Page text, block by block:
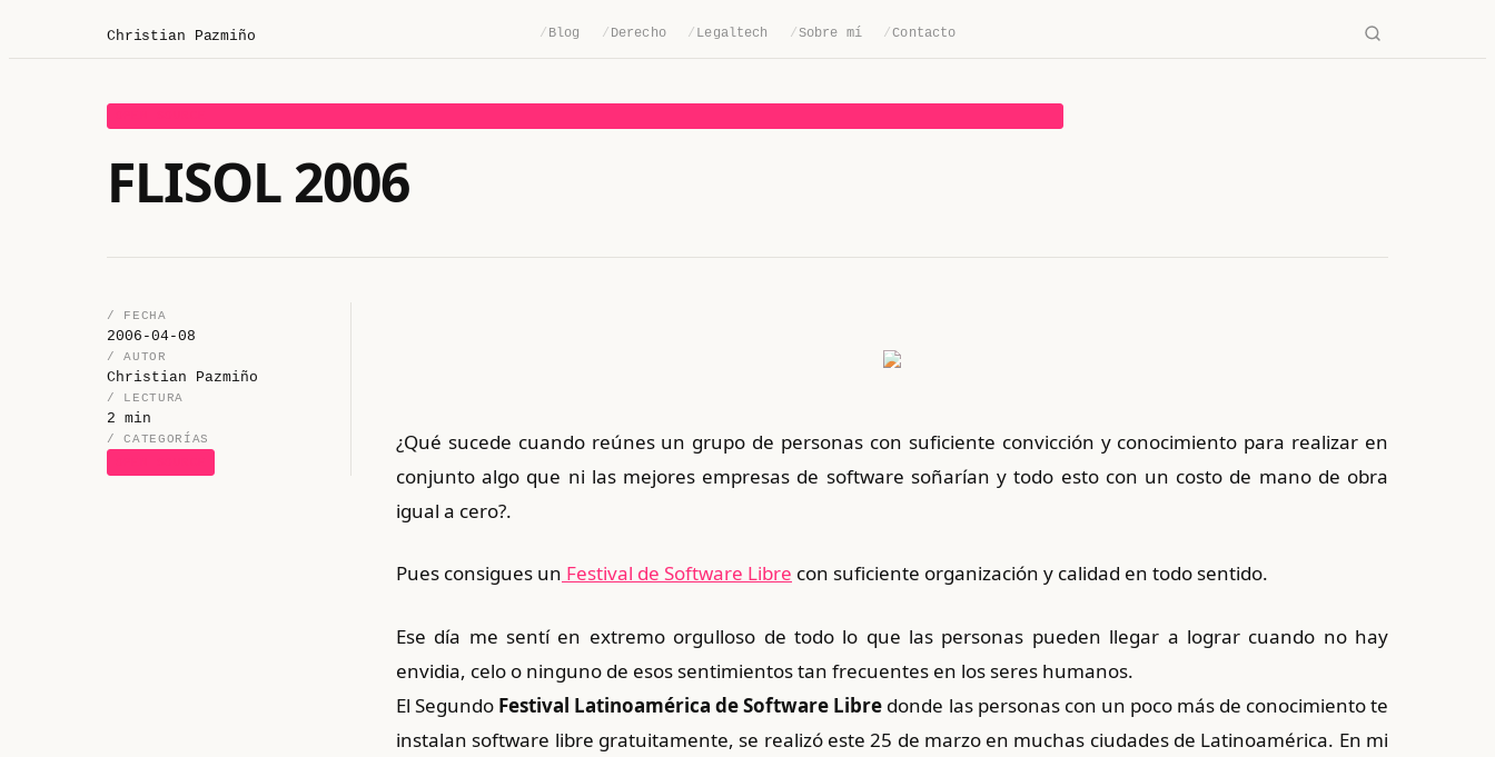
Christian Pazmiño / Blog / Derecho / Legaltech /Sobre mí /Contacto
FLISOL 2006
/ FECHA
2006-04-08
/ AUTOR
Christian Pazmiño
/ LECTURA
2 min
/ CATEGORÍAS
¿Qué sucede cuando reúnes un grupo de personas con suficiente convicción y conocimiento para realizar en
conjunto algo que ni las mejores empresas de software soñarían y todo esto con un costo de mano de obra
igual a cero?.
Pues consigues un Festival de Software Libre con suficiente organización y calidad en todo sentido.
Ese día me sentí en extremo orgulloso de todo lo que las personas pueden llegar a lograr cuando no hay
envidia, celo o ninguno de esos sentimientos tan frecuentes en los seres humanos.
El Segundo Festival Latinoamérica de Software Libre donde las personas con un poco más de conocimiento te
instalan software libre gratuitamente, se realizó este 25 de marzo en muchas ciudades de Latinoamérica. En mi